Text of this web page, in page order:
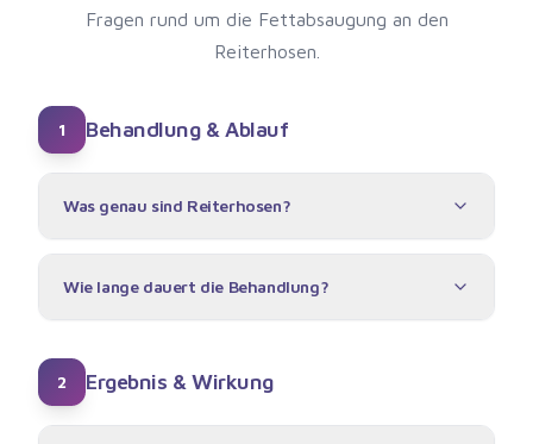
Fragen rund um die Fettabsaugung an den
Reiterhosen.
1 Behandlung & Ablauf
Was genau sind Reiterhosen?
Wie lange dauert die Behandlung?
2 Ergebnis & Wirkung